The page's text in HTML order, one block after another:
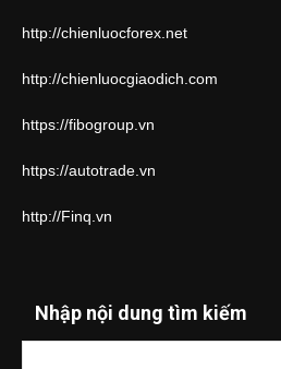
http://chienluocforex.net
http://chienluocgiaodich.com
https://fibogroup.vn
https://autotrade.vn
http://Finq.vn
Nhập nội dung tìm kiếm